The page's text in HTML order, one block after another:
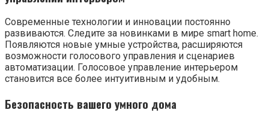
Современные технологии и инновации постоянно
развиваются. Следите за новинками в мире smart home.
Появляются новые умные устройства, расширяются
возможности голосового управления и сценариев
автоматизации. Голосовое управление интерьером
становится все более интуитивным и удобным.
Безопасность вашего умного дома